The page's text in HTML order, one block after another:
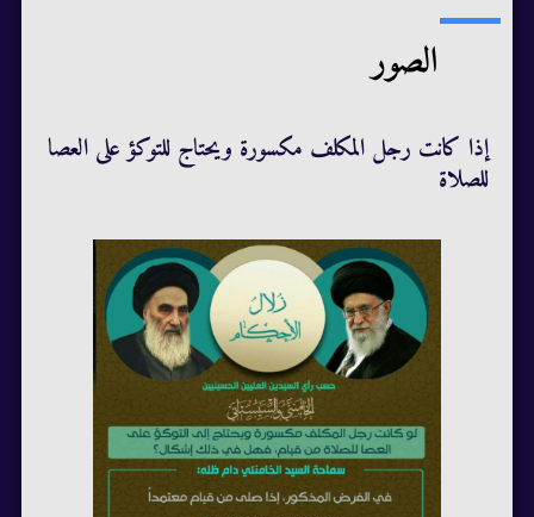
الصور
إذا كانت رجل المكلف مكسورة ويحتاج للتوكؤ على العصا
للصلاة